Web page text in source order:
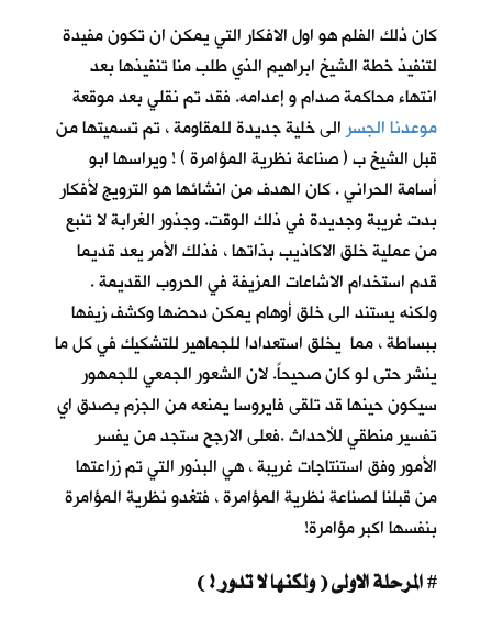
كان ذلك الفلم هو اول الافكار التي يمكن ان تكون مفيدة
لتنفيذ خطة الشيخ ابراهيم الذي طلب منا تنفيذها بعد
انتهاء محاكمة صدام و إعدامه. فقد تم نقلي بعد موقعة
موعدنا الجسرالى خلية جديدة للمقاومة ، تم تسميتها من
قبل الشيخ ب ( صناعة نظرية المؤامرة ) ! ويراسها ابو
أسامة الحراني . كان الهدف من انشائها هو الترويج لأفكار
بدت غريبة وجديدة في ذلك الوقت. وجذور الغرابة لا تنبع
من عملية خلق الاكاذيب بذاتها ، فذلك الأمر يعد قديما
قدم استخدام الاشاعات المزيفة في الحروب القديمة .
ولكنه يستند الى خلق أوهام يمكن دحضها وكشف زيفها
ببساطة ، مما يخلق استعدادا للجماهير للتشكيك في كل ما
ينشر حتى لو كان صحيحاً. لان الشعور الجمعي للجمهور
سيكون حينها قد تلقى فايروسا يمنعه من الجزم بصدق اي
تفسير منطقي للأحداث .فعلى الارجح ستجد من يفسر
الأمور وفق استنتاجات غريبة ، هي البذور التي تم زراعتها
من قبلنا لصناعة نظرية المؤامرة ، فتغدو نظرية المؤامرة
بنفسها اكبر مؤامرة!
#